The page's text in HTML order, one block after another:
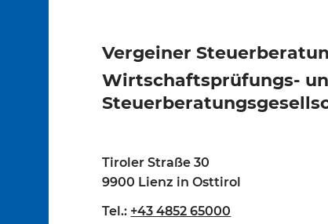
Vergeiner
Wirtschaftsprüfungs-
Tiroler Straße 30
9900 Lienz in Osttirol
Tel.: +43 4852 65000